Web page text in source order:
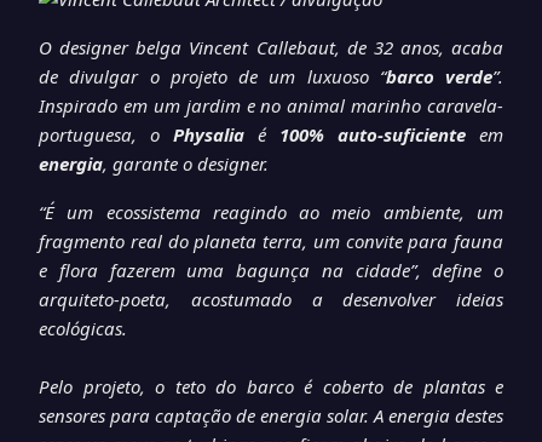
O designer belga Vincent Callebaut, de 32 anos, acaba
de divulgar o projeto de um luxuoso “barco verde”.
Inspirado em um jardim e no animal marinho caravela-
portuguesa, o Physalia é 100% auto-suficiente em
energia, garante o designer.
“É um ecossistema reagindo ao meio ambiente, um
fragmento real do planeta terra, um convite para fauna
e flora fazerem uma bagunça na cidade”, define o
arquiteto-poeta, acostumado a desenvolver ideias
ecológicas.
Pelo projeto, o teto do barco é coberto de plantas e
sensores para captação de energia solar. A energia destes